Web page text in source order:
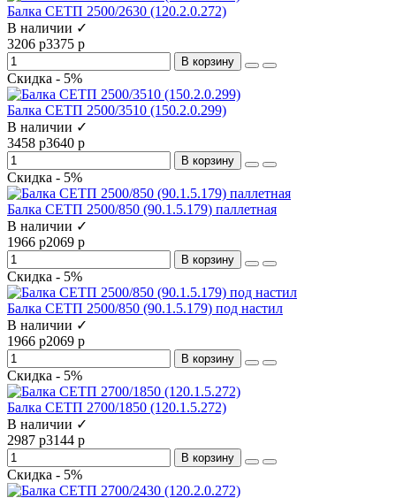
Балка СЕТП 2500/2630 (120.2.0.272)
В наличии ✓
3206 р3375 р
В корзину
Скидка - 5%
Балка СЕТП 2500/3510 (150.2.0.299)
В наличии ✓
3458 р3640 р
В корзину
Скидка - 5%
Балка СЕТП 2500/850 (90.1.5.179) паллетная
В наличии ✓
1966 р2069 р
В корзину
Скидка - 5%
Балка СЕТП 2500/850 (90.1.5.179) под настил
В наличии ✓
1966 р2069 р
В корзину
Скидка - 5%
Балка СЕТП 2700/1850 (120.1.5.272)
В наличии ✓
2987 р3144 р
В корзину
Скидка - 5%